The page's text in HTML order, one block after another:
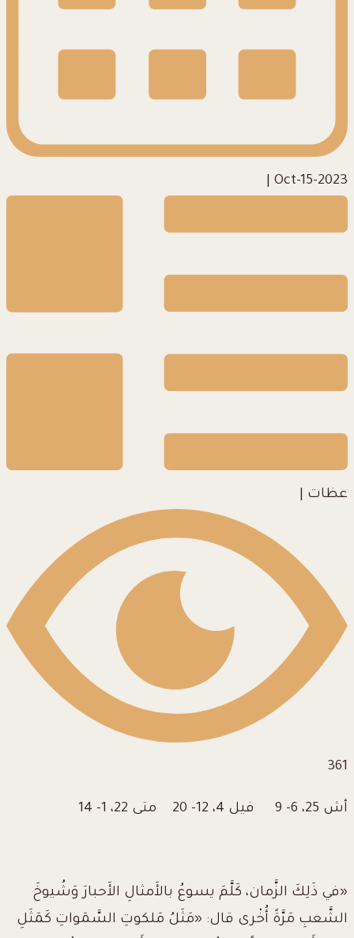
2023-Oct-15
عظات
361
أش 25، 6- 9 فيل 4، 12- 20 متى 22، 1- 14
«في ذَلِكَ الزَّمان، كَلَّمَ يسوعُ بالأَمثالِ الأَحبارَ وَشُيوخَ
الشَّعبِ مَرَّةً أُخْرى قال: «مَثَلُ مَلكوتِ السَّمَواتِ كَمَثَلِ